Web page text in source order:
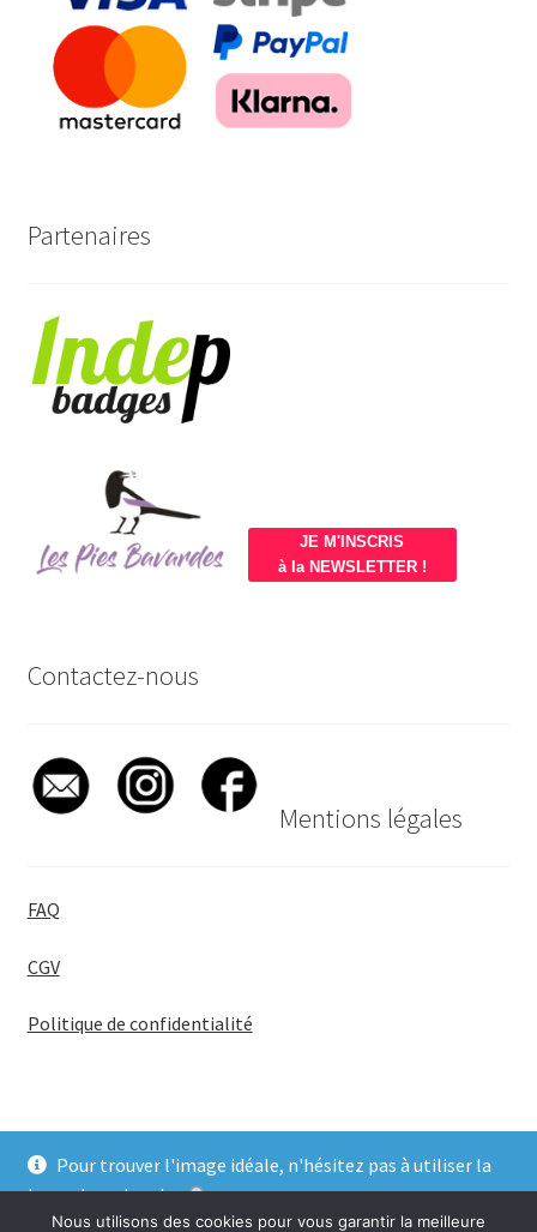
Pour trouver l'image idéale, n'hésitez pas à utiliser la
barre de recherche
Ignorer
Partenaires
JE M'INSCRIS
à la NEWSLETTER !
Contactez-nous
Mentions légales
FAQ
CGV
Politique de confidentialité
© BadgeGirl® 2026
Nous utilisons des cookies pour vous garantir la meilleure